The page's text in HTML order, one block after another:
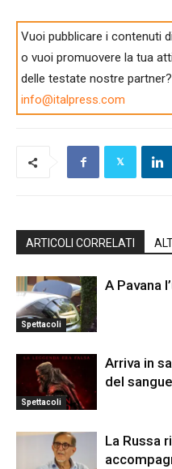
Vuoi pubblicare i contenuti
o vuoi promuovere la tua
delle testate nostre
info@italpress.com
ARTICOLI CORRELATI
Spettacoli
A Pavana
Spettacoli
Arriva in
del
La Russa